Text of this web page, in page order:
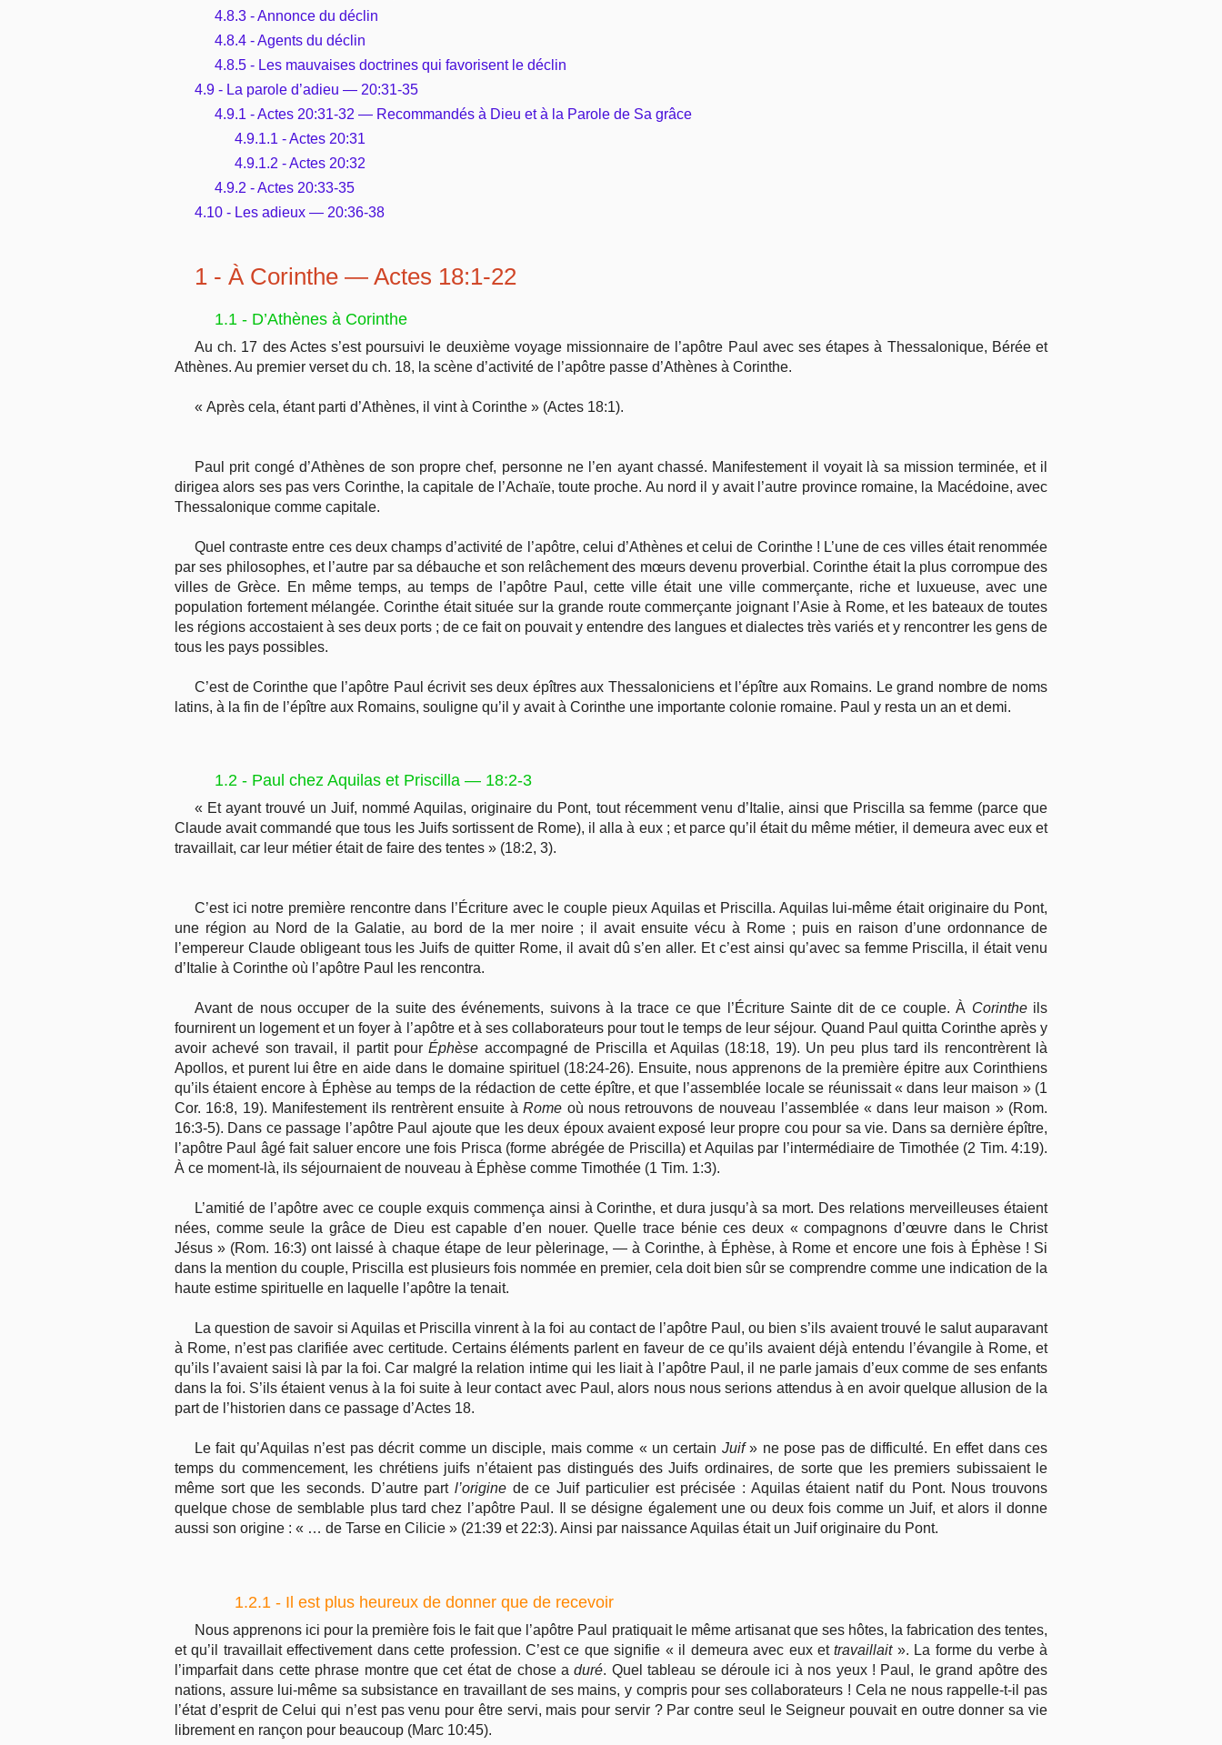
4.8.3 - Annonce du déclin
4.8.4 - Agents du déclin
4.8.5 - Les mauvaises doctrines qui favorisent le déclin
4.9 - La parole d’adieu — 20:31-35
4.9.1 - Actes 20:31-32 — Recommandés à Dieu et à la Parole de Sa grâce
4.9.1.1 - Actes 20:31
4.9.1.2 - Actes 20:32
4.9.2 - Actes 20:33-35
4.10 - Les adieux — 20:36-38
1 - À Corinthe — Actes 18:1-22
1.1 - D’Athènes à Corinthe
Au ch. 17 des Actes s’est poursuivi le deuxième voyage missionnaire de l’apôtre Paul avec ses étapes à Thessalonique, Bérée et
Athènes. Au premier verset du ch. 18, la scène d’activité de l’apôtre passe d’Athènes à Corinthe.
« Après cela, étant parti d’Athènes, il vint à Corinthe » (Actes 18:1).
Paul prit congé d’Athènes de son propre chef, personne ne l’en ayant chassé. Manifestement il voyait là sa mission terminée, et il
dirigea alors ses pas vers Corinthe, la capitale de l’Achaïe, toute proche. Au nord il y avait l’autre province romaine, la Macédoine, avec
Thessalonique comme capitale.
Quel contraste entre ces deux champs d’activité de l’apôtre, celui d’Athènes et celui de Corinthe ! L’une de ces villes était renommée
par ses philosophes, et l’autre par sa débauche et son relâchement des mœurs devenu proverbial. Corinthe était la plus corrompue des
villes de Grèce. En même temps, au temps de l’apôtre Paul, cette ville était une ville commerçante, riche et luxueuse, avec une
population fortement mélangée. Corinthe était située sur la grande route commerçante joignant l’Asie à Rome, et les bateaux de toutes
les régions accostaient à ses deux ports ; de ce fait on pouvait y entendre des langues et dialectes très variés et y rencontrer les gens de
tous les pays possibles.
C’est de Corinthe que l’apôtre Paul écrivit ses deux épîtres aux Thessaloniciens et l’épître aux Romains. Le grand nombre de noms
latins, à la fin de l’épître aux Romains, souligne qu’il y avait à Corinthe une importante colonie romaine. Paul y resta un an et demi.
1.2 - Paul chez Aquilas et Priscilla — 18:2-3
« Et ayant trouvé un Juif, nommé Aquilas, originaire du Pont, tout récemment venu d’Italie, ainsi que Priscilla sa femme (parce que
Claude avait commandé que tous les Juifs sortissent de Rome), il alla à eux ; et parce qu’il était du même métier, il demeura avec eux et
travaillait, car leur métier était de faire des tentes » (18:2, 3).
C’est ici notre première rencontre dans l’Écriture avec le couple pieux Aquilas et Priscilla. Aquilas lui-même était originaire du Pont,
une région au Nord de la Galatie, au bord de la mer noire ; il avait ensuite vécu à Rome ; puis en raison d’une ordonnance de
l’empereur Claude obligeant tous les Juifs de quitter Rome, il avait dû s’en aller. Et c’est ainsi qu’avec sa femme Priscilla, il était venu
d’Italie à Corinthe où l’apôtre Paul les rencontra.
Avant de nous occuper de la suite des événements, suivons à la trace ce que l’Écriture Sainte dit de ce couple. À Corintheils
fournirent un logement et un foyer à l’apôtre et à ses collaborateurs pour tout le temps de leur séjour. Quand Paul quitta Corinthe après y
avoir achevé son travail, il partit pourÉphèse accompagné de Priscilla et Aquilas (18:18, 19). Un peu plus tard ils rencontrèrent là
Apollos, et purent lui être en aide dans le domaine spirituel (18:24-26). Ensuite, nous apprenons de la première épitre aux Corinthiens
qu’ils étaient encore à Éphèse au temps de la rédaction de cette épître, et que l’assemblée locale se réunissait « dans leur maison » (1
Cor. 16:8, 19). Manifestement ils rentrèrent ensuite àRome où nous retrouvons de nouveau l’assemblée « dans leur maison » (Rom.
16:3-5). Dans ce passage l’apôtre Paul ajoute que les deux époux avaient exposé leur propre cou pour sa vie. Dans sa dernière épître,
l’apôtre Paul âgé fait saluer encore une fois Prisca (forme abrégée de Priscilla) et Aquilas par l’intermédiaire de Timothée (2 Tim. 4:19).
À ce moment-là, ils séjournaient de nouveau à Éphèse comme Timothée (1 Tim. 1:3).
L’amitié de l’apôtre avec ce couple exquis commença ainsi à Corinthe, et dura jusqu’à sa mort. Des relations merveilleuses étaient
nées, comme seule la grâce de Dieu est capable d’en nouer. Quelle trace bénie ces deux « compagnons d’œuvre dans le Christ
Jésus » (Rom. 16:3) ont laissé à chaque étape de leur pèlerinage, — à Corinthe, à Éphèse, à Rome et encore une fois à Éphèse ! Si
dans la mention du couple, Priscilla est plusieurs fois nommée en premier, cela doit bien sûr se comprendre comme une indication de la
haute estime spirituelle en laquelle l’apôtre la tenait.
La question de savoir si Aquilas et Priscilla vinrent à la foi au contact de l’apôtre Paul, ou bien s’ils avaient trouvé le salut auparavant
à Rome, n’est pas clarifiée avec certitude. Certains éléments parlent en faveur de ce qu’ils avaient déjà entendu l’évangile à Rome, et
qu’ils l’avaient saisi là par la foi. Car malgré la relation intime qui les liait à l’apôtre Paul, il ne parle jamais d’eux comme de ses enfants
dans la foi. S’ils étaient venus à la foi suite à leur contact avec Paul, alors nous nous serions attendus à en avoir quelque allusion de la
part de l’historien dans ce passage d’Actes 18.
Le fait qu’Aquilas n’est pas décrit comme un disciple, mais comme « un certain Juif» ne pose pas de difficulté. En effet dans ces
temps du commencement, les chrétiens juifs n’étaient pas distingués des Juifs ordinaires, de sorte que les premiers subissaient le
même sort que les seconds. D’autre part l’origine de ce Juif particulier est précisée : Aquilas étaient natif du Pont. Nous trouvons
quelque chose de semblable plus tard chez l’apôtre Paul. Il se désigne également une ou deux fois comme un Juif, et alors il donne
aussi son origine : « … de Tarse en Cilicie » (21:39 et 22:3). Ainsi par naissance Aquilas était un Juif originaire du Pont.
1.2.1 - Il est plus heureux de donner que de recevoir
Nous apprenons ici pour la première fois le fait que l’apôtre Paul pratiquait le même artisanat que ses hôtes, la fabrication des tentes,
et qu’il travaillait effectivement dans cette profession. C’est ce que signifie « il demeura avec eux ettravaillait». La forme du verbe à
l’imparfait dans cette phrase montre que cet état de chose aduré. Quel tableau se déroule ici à nos yeux ! Paul, le grand apôtre des
nations, assure lui-même sa subsistance en travaillant de ses mains, y compris pour ses collaborateurs ! Cela ne nous rappelle-t-il pas
l’état d’esprit de Celui qui n’est pas venu pour être servi, mais pour servir ? Par contre seul le Seigneur pouvait en outre donner sa vie
librement en rançon pour beaucoup (Marc 10:45).